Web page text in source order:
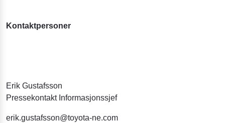
Kontaktpersoner
Erik Gustafsson
Pressekontakt Informasjonssjef
erik.gustafsson@toyota-ne.com